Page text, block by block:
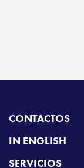
CONTACTOS
IN ENGLISH
SERVICIOS